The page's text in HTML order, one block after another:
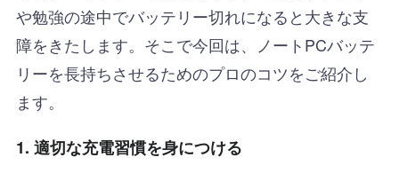
や勉強の途中でバッテリー切れになると大きな支
障をきたします。そこで今回は、ノートPCバッテ
リーを長持ちさせるためのプロのコツをご紹介し
ます。
1. 適切な充電習慣を身につける